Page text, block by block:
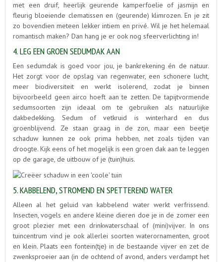
met een druif, heerlijk geurende kamperfoelie of jasmijn en
fleurig bloeiende clematissen en (geurende) klimrozen. En je zit
zo bovendien meteen lekker intiem en privé. Wil je het helemaal
romantisch maken? Dan hang je er ook nog sfeerverlichting in!
4. LEG EEN GROEN SEDUMDAK AAN
Een sedumdak is goed voor jou, je bankrekening én de natuur.
Het zorgt voor de opslag van regenwater, een schonere lucht,
meer biodiversiteit en werkt isolerend, zodat je binnen
bijvoorbeeld geen airco hoeft aan te zetten. De tapijtvormende
sedumsoorten zijn ideaal om te gebruiken als natuurlijke
dakbedekking. Sedum of vetkruid is winterhard en dus
groenblijvend. Ze staan graag in de zon, maar een beetje
schaduw kunnen ze ook prima hebben, net zoals tijden van
droogte. Kijk eens of het mogelijk is een groen dak aan te leggen
op de garage, de uitbouw of je (tuin)huis.
5. KABBELEND, STROMEND EN SPETTEREND WATER
Alleen al het geluid van kabbelend water werkt verfrissend.
Insecten, vogels en andere kleine dieren doe je in de zomer een
groot plezier met een drinkwaterschaal of (mini)vijver. In ons
tuincentrum vind je ook allerlei soorten waterornamenten, groot
en klein. Plaats een fontein(tje) in de bestaande vijver en zet de
zwenksproeier aan (in de ochtend of avond, anders verdampt het